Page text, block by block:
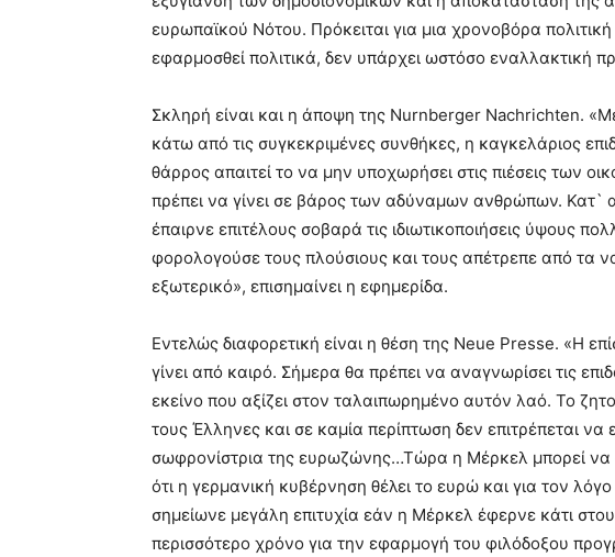
ευρωπαϊκού Νότου. Πρόκειται για μια χρονοβόρα
εφαρμοσθεί πολιτικά, δεν υπάρχει ωστόσο εναλλακτική
Σκληρή είναι και η άποψη της Nurnberger Nachrichten.
κάτω από τις συγκεκριμένες συνθήκες, η καγκελάριος
θάρρος απαιτεί το να μην υποχωρήσει στις πιέσεις των
πρέπει να γίνει σε βάρος των αδύναμων ανθρώπων. Κατ`
έπαιρνε επιτέλους σοβαρά τις ιδιωτικοποιήσεις ύψους
φορολογούσε τους πλούσιους και τους απέτρεπε από τα
εξωτερικό», επισημαίνει η εφημερίδα.
Εντελώς διαφορετική είναι η θέση της Neue Presse. «Η
γίνει από καιρό. Σήμερα θα πρέπει να αναγνωρίσει τις
εκείνο που αξίζει στον ταλαιπωρημένο αυτόν λαό. Το
τους Έλληνες και σε καμία περίπτωση δεν επιτρέπεται
σωφρονίστρια της ευρωζώνης…Τώρα η Μέρκελ μπορεί να
ότι η γερμανική κυβέρνηση θέλει το ευρώ και για τον
σημείωνε μεγάλη επιτυχία εάν η Μέρκελ έφερνε κάτι
περισσότερο χρόνο για την εφαρμογή του φιλόδοξου